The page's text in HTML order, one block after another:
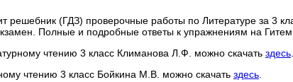
решебник (ГДЗ) проверочные работы по Литературе за 3
Полные и подробные ответы к упражнениям на Гитем
чтению 3 класс Климанова Л.Ф. можно скачать здесь.
чтению 3 класс Бойкина М.В. можно скачать здесь.